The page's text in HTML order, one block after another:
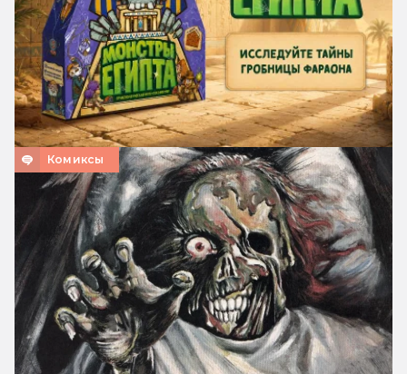
Комиксы